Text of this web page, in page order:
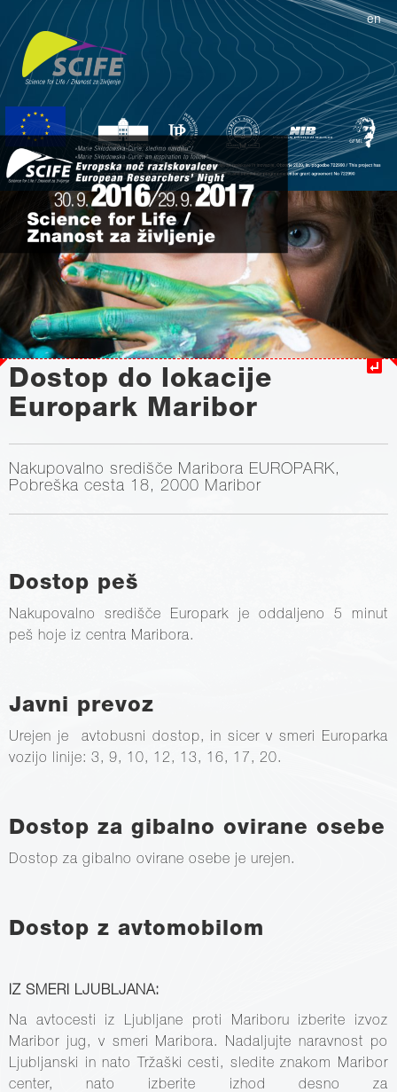
en
Dostop do lokacije
Europark Maribor
Nakupovalno središče Maribora EUROPARK,
Pobreška cesta 18, 2000 Maribor
Dostop peš
Nakupovalno središče Europark je oddaljeno 5 minut
peš hoje iz centra Maribora.
Javni prevoz
Urejen je avtobusni dostop, in sicer v smeri Europarka
vozijo linije: 3, 9, 10, 12, 13, 16, 17, 20.
Dostop za gibalno ovirane osebe
Dostop za gibalno ovirane osebe je urejen.
Dostop z avtomobilom
IZ SMERI LJUBLJANA:
Na avtocesti iz Ljubljane proti Mariboru izberite izvoz
Maribor jug, v smeri Maribora. Nadaljujte naravnost po
Ljubljanski in nato Tržaški cesti, sledite znakom Maribor
center, nato izberite izhod desno za